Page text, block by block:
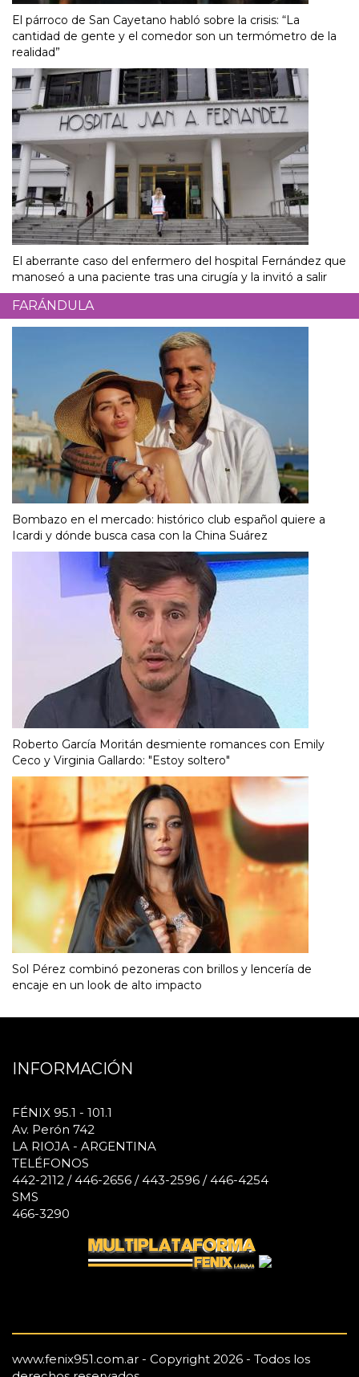
El párroco de San Cayetano habló sobre la crisis: “La
cantidad de gente y el comedor son un termómetro de la
realidad”
El aberrante caso del enfermero del hospital Fernández que
manoseó a una paciente tras una cirugía y la invitó a salir
FARÁNDULA
Bombazo en el mercado: histórico club español quiere a
Icardi y dónde busca casa con la China Suárez
Roberto García Moritán desmiente romances con Emily
Ceco y Virginia Gallardo: "Estoy soltero"
Sol Pérez combinó pezoneras con brillos y lencería de
encaje en un look de alto impacto
INFORMACIÓN
FÉNIX 95.1 - 101.1
Av. Perón 742
LA RIOJA - ARGENTINA
TELÉFONOS
442-2112 / 446-2656 / 443-2596 / 446-4254
SMS
466-3290
www.fenix951.com.ar - Copyright 2026 - Todos los